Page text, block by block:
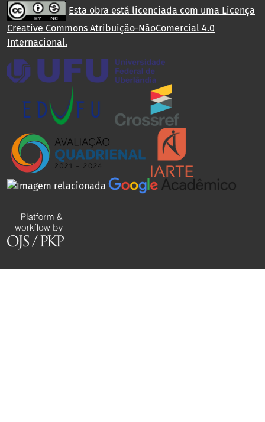
Esta obra está licenciada com uma Licença
Creative Commons Atribuição-NãoComercial 4.0
Internacional.